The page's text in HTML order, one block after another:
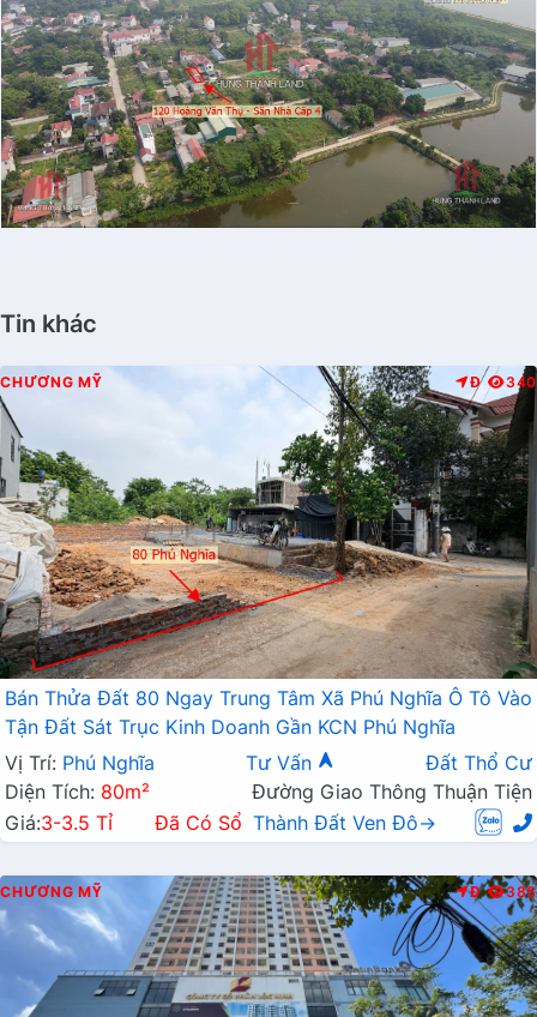
Tin khác
CHƯƠNG MỸ Đ 340
Bán Thửa Đất 80 Ngay Trung Tâm Xã Phú Nghĩa Ô Tô Vào
Tận Đất Sát Trục Kinh Doanh Gần KCN Phú Nghĩa
Vị Trí: Phú Nghĩa Tư Vấn
Đất Thổ Cư
Diện Tích: 80m²
Đường Giao Thông Thuận Tiện
Giá:3-3.5 Tỉ Đã Có Sổ Thành Đất Ven Đô→
CHƯƠNG MỸ Đ 385